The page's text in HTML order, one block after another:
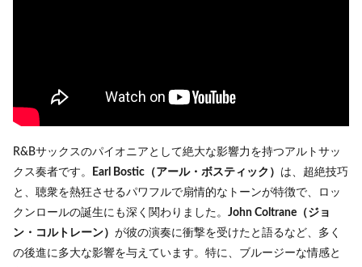
R&Bサックスのパイオニアとして絶大な影響力を持つアルトサッ
クス奏者です。
Earl Bostic（アール・ボスティック） は、超絶技巧
と、聴衆を熱狂させるパワフルで扇情的なトーンが特徴で、ロッ
クンロールの誕生にも深く関わりました。 John Coltrane（ジョ
ン・コルトレーン） が彼の演奏に衝撃を受けたと語るなど、多く
の後進に多大な影響を与えています。特に、ブルージーな情感と